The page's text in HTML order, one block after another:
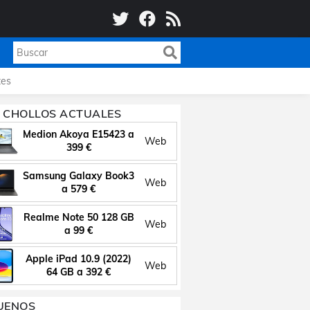
CHOLLOS ACTUALES
Medion Akoya E15423 a
399 €
Web
Samsung Galaxy Book3
a 579 €
Web
Realme Note 50 128 GB
a 99 €
Web
Apple iPad 10.9 (2022)
64 GB a 392 €
Web